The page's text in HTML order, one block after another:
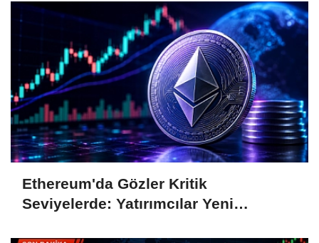
Ethereum'da Gözler Kritik
Seviyelerde: Yatırımcılar Yeni